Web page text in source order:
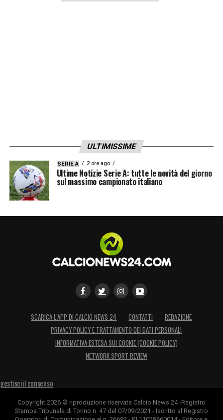
ULTIMISSIME
SERIE A 2 ore ago
Ultime Notizie Serie A: tutte le novità del giorno
sul massimo campionato italiano
SCARICA L’APP DI CALCIO NEWS 24 CONTATTI
REDAZIONE
PRIVACY POLICY E TRATTAMENTO DEI DATI PERSONALI
INFORMATIVA ESTESA SUI COOKIE (COOKIE POLICY)
NETWORK SPORT REVIEW
gestisci il consenso
Copyright 2026 © riproduzione riservata Calcio News 24 -Registro
Stampa Tribunale di Torino n. 47 del 07/09/2021 - Iscritto al Registro